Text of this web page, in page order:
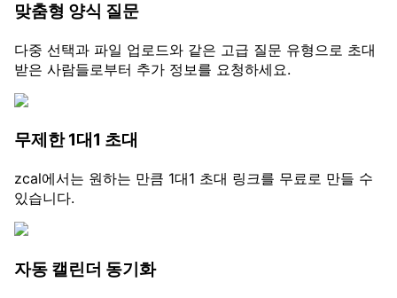
맞춤형 양식 질문
다중 선택과 파일 업로드와 같은 고급 질문 유형으로 초대
받은 사람들로부터 추가 정보를 요청하세요.
무제한 1대1 초대
zcal에서는 원하는 만큼 1대1 초대 링크를 무료로 만들 수
있습니다.
자동 캘린더 동기화